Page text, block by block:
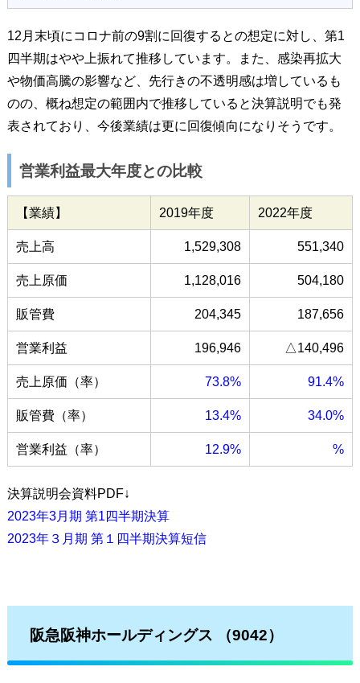
12月末頃にコロナ前の9割に回復するとの想定に対し、第1
四半期はやや上振れて推移しています。また、感染再拡大
や物価高騰の影響など、先行きの不透明感は増しているも
のの、概ね想定の範囲内で推移していると決算説明でも発
表されており、今後業績は更に回復傾向になりそうです。
営業利益最大年度との比較
【業績】 2019年度 2022年度
売上高 1,529,308 551,340
売上原価 1,128,016 504,180
販管費 204,345 187,656
営業利益 196,946 △140,496
売上原価（率） 73.8% 91.4%
販管費（率） 13.4% 34.0%
営業利益（率） 12.9% %
決算説明会資料PDF↓
2023年3月期 第1四半期決算
2023年３月期 第１四半期決算短信
阪急阪神ホールディングス （9042）